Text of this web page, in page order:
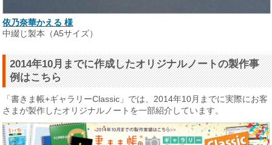
依乃奈華かえる 様
中綴じ製本（A5サイズ）
2014年10月までに作成したオリジナルノートの製作事
例はこちら
「書きま帳+ギャラリーClassic」では、2014年10月までに実際にお客
さまが製作したオリジナルノートを一部紹介しています。